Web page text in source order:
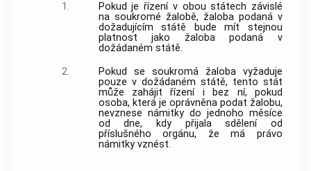
1.
Pokud je řízení v obou státech závislé
na soukromé žalobě, žaloba podaná v
dožadujícím státě bude mít stejnou
platnost jako žaloba podaná v
dožádaném státě.
2.
Pokud se soukromá žaloba vyžaduje
pouze v dožádaném státě, tento stát
může zahájit řízení i bez ní, pokud
osoba, která je oprávněna podat žalobu,
nevznese námitky do jednoho měsíce
od dne, kdy přijala sdělení od
příslušného orgánu, že má právo
námitky vznést.